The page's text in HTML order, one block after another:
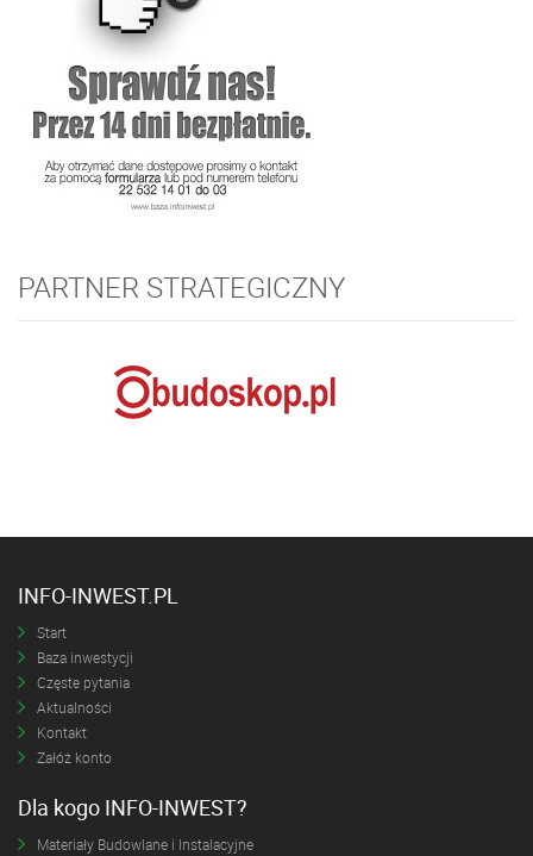
PARTNER STRATEGICZNY
INFO-INWEST.PL
Start
Baza inwestycji
Częste pytania
Aktualności
Kontakt
Załóż konto
Dla kogo INFO-INWEST?
Materiały Budowlane i Instalacyjne